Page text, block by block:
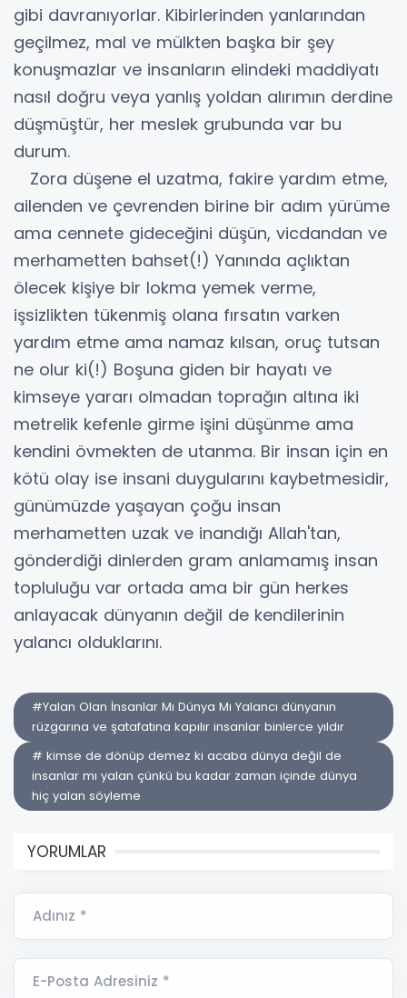
gibi davranıyorlar. Kibirlerinden yanlarından
geçilmez, mal ve mülkten başka bir şey
konuşmazlar ve insanların elindeki maddiyatı
nasıl doğru veya yanlış yoldan alırımın derdine
düşmüştür, her meslek grubunda var bu
durum.
Zora düşene el uzatma, fakire yardım etme,
ailenden ve çevrenden birine bir adım yürüme
ama cennete gideceğini düşün, vicdandan ve
merhametten bahset(!) Yanında açlıktan
ölecek kişiye bir lokma yemek verme,
işsizlikten tükenmiş olana fırsatın varken
yardım etme ama namaz kılsan, oruç tutsan
ne olur ki(!) Boşuna giden bir hayatı ve
kimseye yararı olmadan toprağın altına iki
metrelik kefenle girme işini düşünme ama
kendini övmekten de utanma. Bir insan için en
kötü olay ise insani duygularını kaybetmesidir,
günümüzde yaşayan çoğu insan
merhametten uzak ve inandığı Allah'tan,
gönderdiği dinlerden gram anlamamış insan
topluluğu var ortada ama bir gün herkes
anlayacak dünyanın değil de kendilerinin
yalancı olduklarını.
#Yalan Olan İnsanlar Mı Dünya Mı Yalancı dünyanın
rüzgarına ve şatafatına kapılır insanlar binlerce yıldır
# kimse de dönüp demez ki acaba dünya değil de
insanlar mı yalan çünkü bu kadar zaman içinde dünya
hiç yalan söyleme
YORUMLAR
Adınız *
E-Posta Adresiniz *